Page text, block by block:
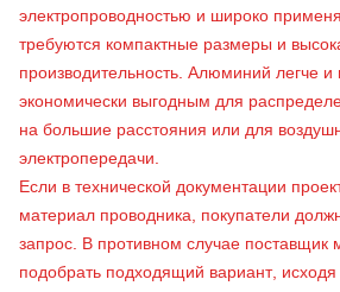
электропроводностью и широко
требуются компактные размеры и
производительность. Алюминий легче
экономически выгодным для
на большие расстояния или для
электропередачи.
Если в технической документации
материал проводника, покупатели
запрос. В противном случае поставщик
подобрать подходящий вариант, исходя